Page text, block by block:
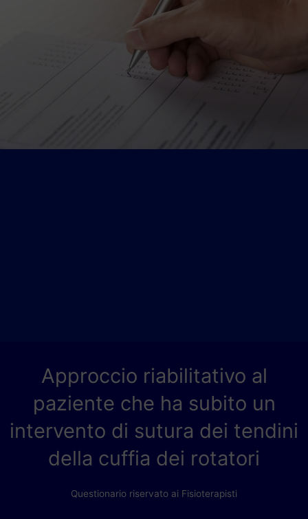
Approccio riabilitativo al
paziente che ha subito un
intervento di sutura dei tendini
della cuffia dei rotatori
Questionario riservato ai Fisioterapisti